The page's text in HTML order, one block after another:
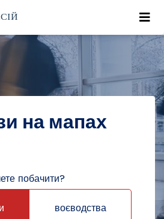
ПРОГНОЗИ НА МАПАХ
на мапах
побачити?
воєводства